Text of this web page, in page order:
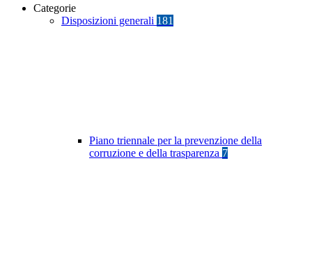
Categorie
Disposizioni generali 181
Piano triennale per la prevenzione della
corruzione e della trasparenza 7